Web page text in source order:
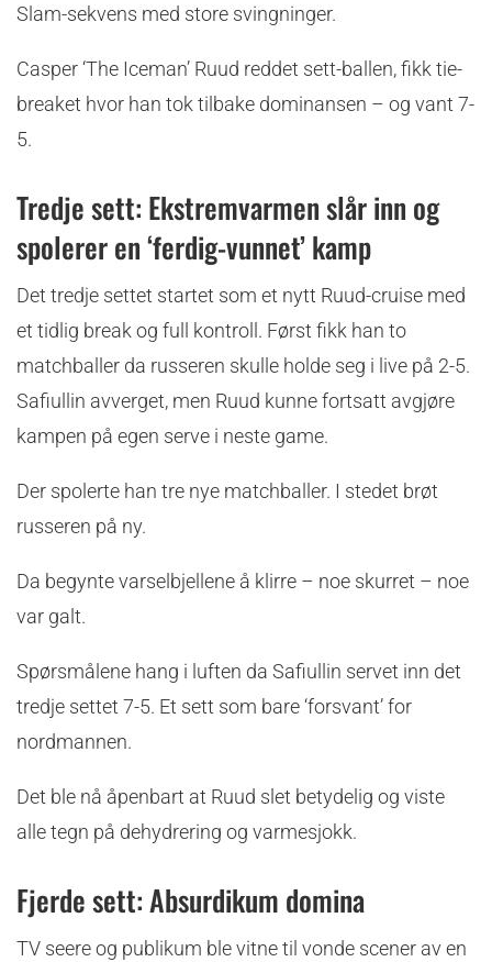
Slam-sekvens med store svingninger.
Casper ‘The Iceman’ Ruud reddet sett-ballen, fikk tie-
breaket hvor han tok tilbake dominansen – og vant 7-
5.
Tredje sett: Ekstremvarmen slår inn og
spolerer en ‘ferdig-vunnet’ kamp
Det tredje settet startet som et nytt Ruud-cruise med
et tidlig break og full kontroll. Først fikk han to
matchballer da russeren skulle holde seg i live på 2-5.
Safiullin avverget, men Ruud kunne fortsatt avgjøre
kampen på egen serve i neste game.
Der spolerte han tre nye matchballer. I stedet brøt
russeren på ny.
Da begynte varselbjellene å klirre – noe skurret – noe
var galt.
Spørsmålene hang i luften da Safiullin servet inn det
tredje settet 7-5. Et sett som bare ‘forsvant’ for
nordmannen.
Det ble nå åpenbart at Ruud slet betydelig og viste
alle tegn på dehydrering og varmesjokk.
Fjerde sett: Absurdikum domina
TV seere og publikum ble vitne til vonde scener av en